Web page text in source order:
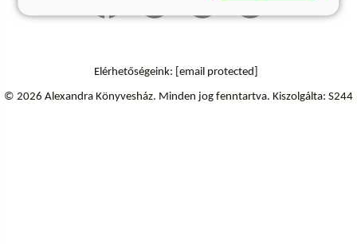
Elérhetőségeink: [email protected]
© 2026 Alexandra Könyvesház. Minden jog fenntartva. Kiszolgálta: S244